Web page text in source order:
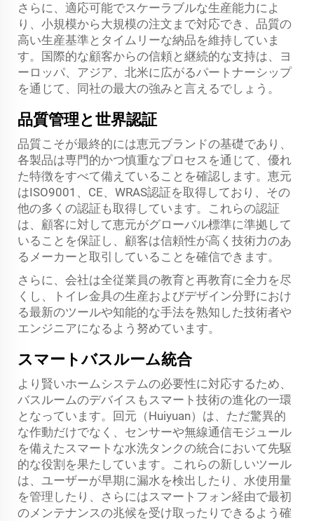
さらに、適応可能でスケーラブルな生産能力によ
り、小規模から大規模の注文まで対応でき、品質の
高い生産基準とタイムリーな納品を維持していま
す。国際的な顧客からの信頼と継続的な支持は、ヨ
ーロッパ、アジア、北米に広がるパートナーシップ
を通じて、同社の最大の強みと言えるでしょう。
品質管理と世界認証
品質こそが最終的には恵元ブランドの基礎であり、
各製品は専門的かつ慎重なプロセスを通じて、優れ
た特徴をすべて備えていることを確認します。恵元
はISO9001、CE、WRAS認証を取得しており、その
他の多くの認証も取得しています。これらの認証
は、顧客に対して恵元がグローバル標準に準拠して
いることを保証し、顧客は信頼性が高く技術力のあ
るメーカーと取引していることを確信できます。
さらに、会社は全従業員の教育と再教育に全力を尽
くし、トイレ金具の生産およびデザイン分野におけ
る最新のツールや知能的な手法を熟知した技術者や
エンジニアになるよう努めています。
スマートバスルーム統合
より賢いホームシステムの必要性に対応するため、
バスルームのデバイスもスマート技術の進化の一環
となっています。回元（Huiyuan）は、ただ驚異的
な作動だけでなく、センサーや無線通信モジュール
を備えたスマートな水洗タンクの統合において先駆
的な役割を果たしています。これらの新しいツール
は、ユーザーが早期に漏水を検出したり、水使用量
を管理したり、さらにはスマートフォン経由で最初
のメンテナンスの兆候を受け取ったりできるよう確